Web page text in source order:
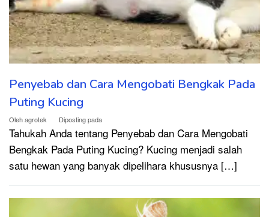
Penyebab dan Cara Mengobati Bengkak Pada
Puting Kucing
Olehagrotek Diposting pada
Tahukah Anda tentang Penyebab dan Cara Mengobati
Bengkak Pada Puting Kucing? Kucing menjadi salah
satu hewan yang banyak dipelihara khususnya […]